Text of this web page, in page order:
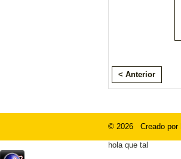
< Anterior
© 2026 Creado por
hola que tal